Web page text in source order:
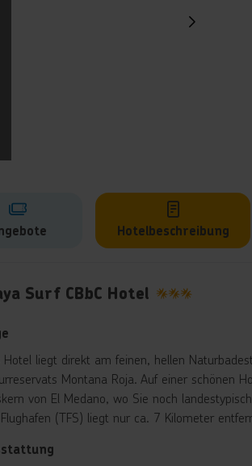
Hotelbeschreibung
Surf CBbC Hotel
Hotel liegt direkt am feinen, hellen
Montana Roja. Auf einer schönen
von El Medano, wo Sie noch
(TFS) liegt nur ca. 7 Kilometer